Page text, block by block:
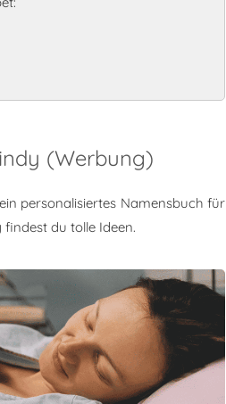
(Werbung)
personalisiertes Namensbuch für
findest du tolle Ideen.